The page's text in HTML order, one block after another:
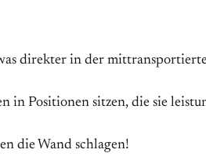
direkter in der
in Positionen sitzen, die sie
die Wand schlagen!